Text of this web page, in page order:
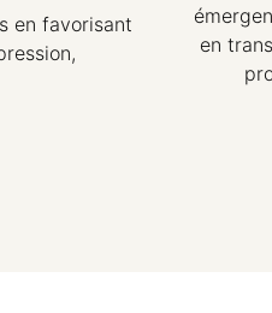
en favorisant
en